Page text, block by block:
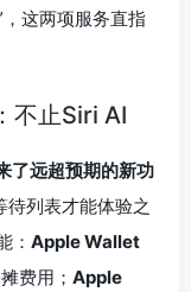
这两项服务直指
不止Siri AI
了远超预期的新功
待列表才能体验之
： Apple Wallet
费用； Apple